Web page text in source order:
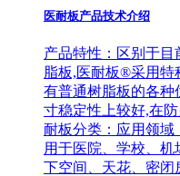
医耐板产品技术介绍
产品特性：区别于
脂板,医耐板®采用
有普通树脂板的各种
寸稳定性上较好,在
耐板分类：应用领
用于医院、学校、
下空间、天花、密闭